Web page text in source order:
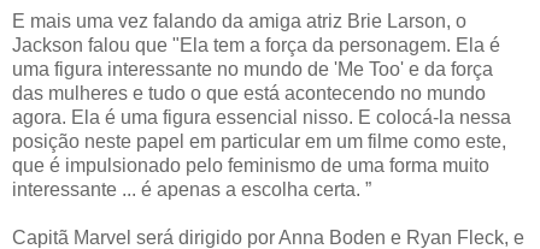
E mais uma vez falando da amiga atriz Brie Larson, o
Jackson falou que "Ela tem a força da personagem. Ela é
uma figura interessante no mundo de 'Me Too' e da força
das mulheres e tudo o que está acontecendo no mundo
agora. Ela é uma figura essencial nisso. E colocá-la nessa
posição neste papel em particular em um filme como este,
que é impulsionado pelo feminismo de uma forma muito
interessante ... é apenas a escolha certa. ”
Capitã Marvel será dirigido por Anna Boden e Ryan Fleck, e